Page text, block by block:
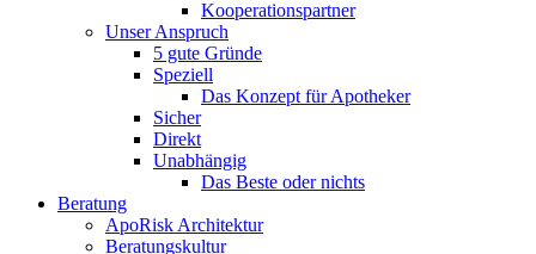
Kooperationspartner
Unser Anspruch
5 gute Gründe
Speziell
Das Konzept für Apotheker
Sicher
Direkt
Unabhängig
Das Beste oder nichts
Beratung
ApoRisk Architektur
Beratungskultur